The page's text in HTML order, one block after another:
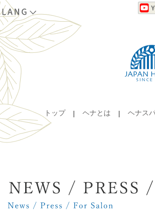
トップ ヘナとは ヘナス